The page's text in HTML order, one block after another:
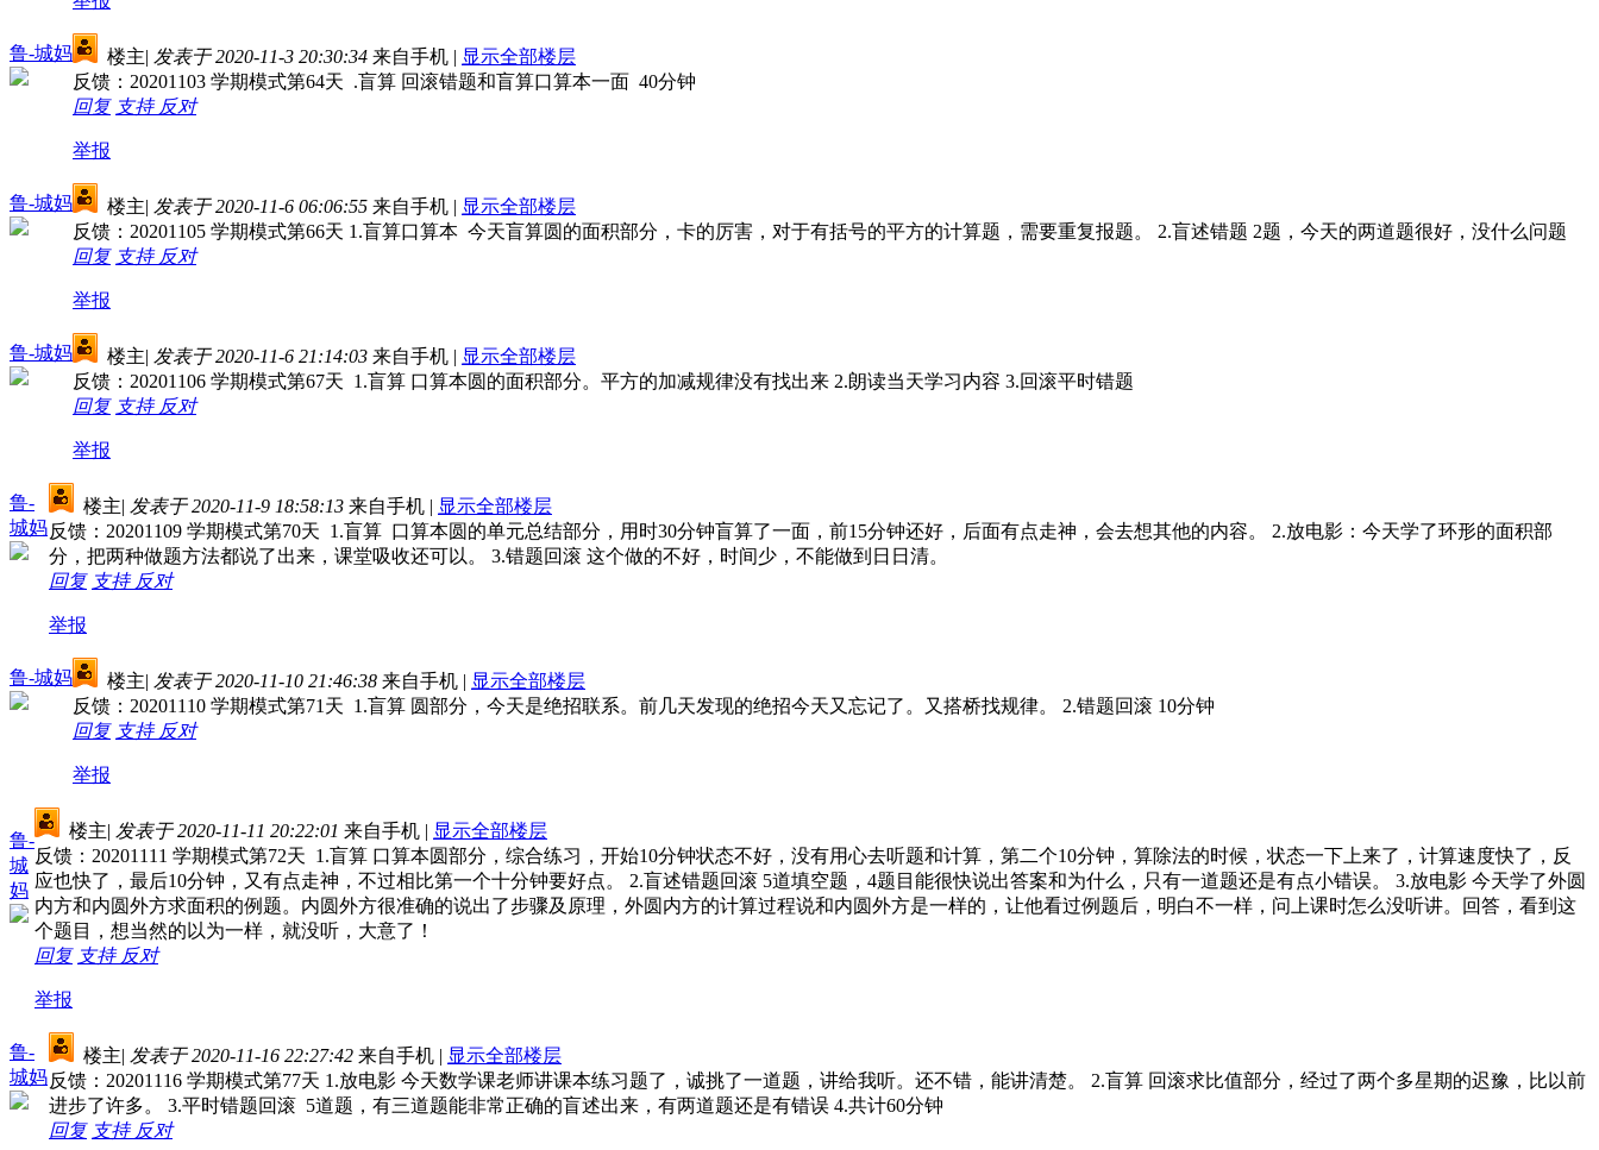
鲁-城妈 楼主| 发表于 2020-11-3 20:30:34 来自手机 | 显示全部楼层
反馈：20201103 学期模式第64天 .盲算 回滚错题和盲算口算本一面 40分钟
回复 支持 反对
举报
鲁-城妈 楼主| 发表于 2020-11-6 06:06:55 来自手机 | 显示全部楼层
反馈：20201105 学期模式第66天 1.盲算口算本 今天盲算圆的面积部分，卡的厉害，对于有括号的平方的计算题，需要重复报题。 2.盲述错题 2题，今天的两道题很好，没什么问题
回复 支持 反对
举报
鲁-城妈 楼主| 发表于 2020-11-6 21:14:03 来自手机 | 显示全部楼层
反馈：20201106 学期模式第67天 1.盲算 口算本圆的面积部分。平方的加减规律没有找出来 2.朗读当天学习内容 3.回滚平时错题
回复 支持 反对
举报
鲁-
城妈
楼主| 发表于 2020-11-9 18:58:13 来自手机 | 显示全部楼层
反馈：20201109 学期模式第70天 1.盲算 口算本圆的单元总结部分，用时30分钟盲算了一面，前15分钟还好，后面有点走神，会去想其他的内容。 2.放电影：今天学了环形的面积部
分，把两种做题方法都说了出来，课堂吸收还可以。 3.错题回滚 这个做的不好，时间少，不能做到日日清。
回复 支持 反对
举报
鲁-城妈 楼主| 发表于 2020-11-10 21:46:38 来自手机 | 显示全部楼层
反馈：20201110 学期模式第71天 1.盲算 圆部分，今天是绝招联系。前几天发现的绝招今天又忘记了。又搭桥找规律。 2.错题回滚 10分钟
回复 支持 反对
举报
鲁-
城
妈
楼主| 发表于 2020-11-11 20:22:01 来自手机 | 显示全部楼层
反馈：20201111 学期模式第72天 1.盲算 口算本圆部分，综合练习，开始10分钟状态不好，没有用心去听题和计算，第二个10分钟，算除法的时候，状态一下上来了，计算速度快了，反
应也快了，最后10分钟，又有点走神，不过相比第一个十分钟要好点。 2.盲述错题回滚 5道填空题，4题目能很快说出答案和为什么，只有一道题还是有点小错误。 3.放电影 今天学了外圆
内方和内圆外方求面积的例题。内圆外方很准确的说出了步骤及原理，外圆内方的计算过程说和内圆外方是一样的，让他看过例题后，明白不一样，问上课时怎么没听讲。回答，看到这
个题目，想当然的以为一样，就没听，大意了！
回复 支持 反对
举报
鲁-
城妈
楼主| 发表于 2020-11-16 22:27:42 来自手机 | 显示全部楼层
反馈：20201116 学期模式第77天 1.放电影 今天数学课老师讲课本练习题了，诚挑了一道题，讲给我听。还不错，能讲清楚。 2.盲算 回滚求比值部分，经过了两个多星期的迟豫，比以前
进步了许多。 3.平时错题回滚 5道题，有三道题能非常正确的盲述出来，有两道题还是有错误 4.共计60分钟
回复 支持 反对